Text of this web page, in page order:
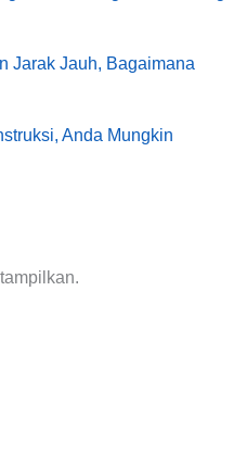
Jarak Jauh, Bagaimana
Anda Mungkin